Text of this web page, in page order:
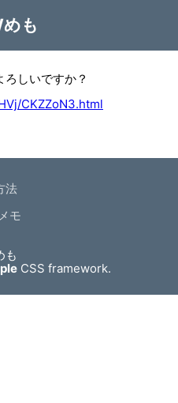
も
しいですか？
CKZZoN3.html
法
モ
も
CSS framework.